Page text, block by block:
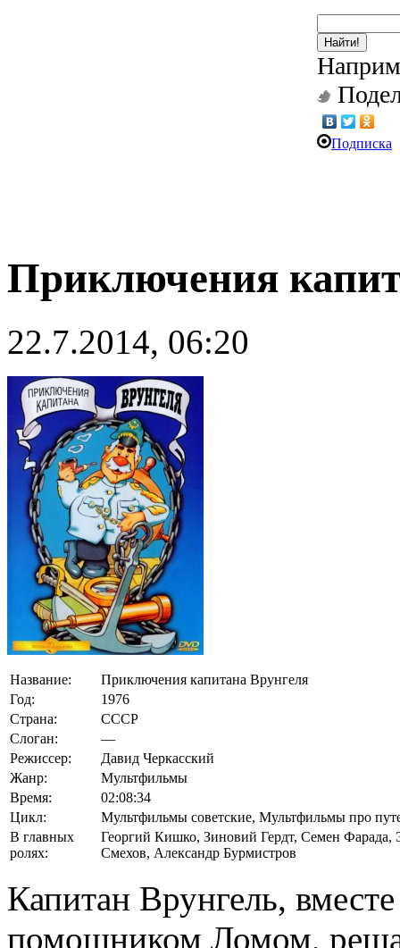
Найти!
Подписка
Приключения
22.7.2014, 06:20
Название:
Приключения капитана Врунгеля
Год:
1976
Страна:
СССР
Слоган:
—
Режиссер:
Давид Черкасский
Жанр:
Мультфильмы
Время:
02:08:34
Цикл:
Мультфильмы советские, Мультфильмы про
В главных
ролях:
Георгий Кишко, Зиновий Гердт, Семен Фарада,
Смехов, Александр Бурмистров
Капитан Врунгель,
помощником Ломом,